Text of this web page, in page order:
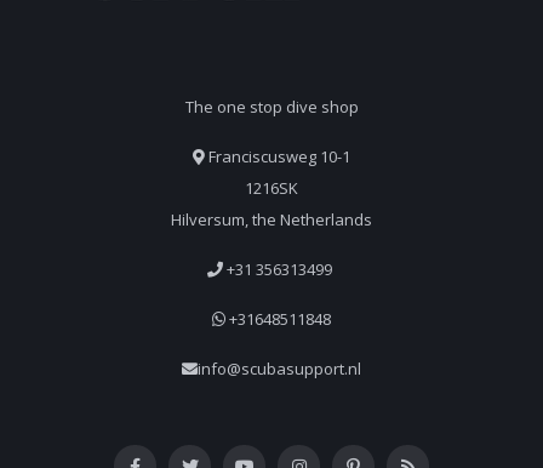
The one stop dive shop
Franciscusweg 10-1
1216SK
Hilversum, the Netherlands
+31 356313499
+31648511848
info@scubasupport.nl